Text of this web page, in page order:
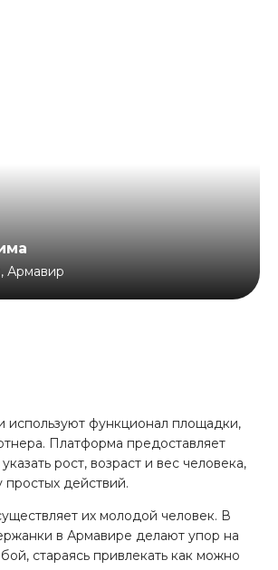
, Армавир
используют функционал площадки,
Платформа предоставляет
рост, возраст и вес человека,
действий.
их молодой человек. В
в Армавире делают упор на
стараясь привлекать как можно